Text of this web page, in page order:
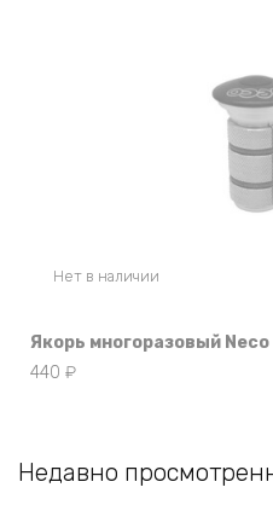
Нет в наличии
Якорь многоразовый
440 ₽
Недавно